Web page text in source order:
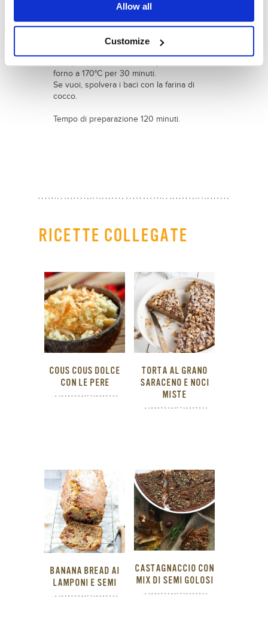
Allow all
Customize
Quindi togli dal fuoco e aggiungi la farina e
Con l’aiuto di due cucchiaini forma delle
palline e sistemale sulla teglia.
forno a 170°C per 30 minuti.
Se vuoi, spolvera i baci con la farina di
cocco.
Tempo di preparazione 120 minuti.
RICETTE COLLEGATE
COUS COUS DOLCE
CON LE PERE
TORTA AL GRANO
SARACENO E NOCI
MISTE
BANANA BREAD AI
LAMPONI E SEMI
CASTAGNACCIO CON
MIX DI SEMI GOLOSI